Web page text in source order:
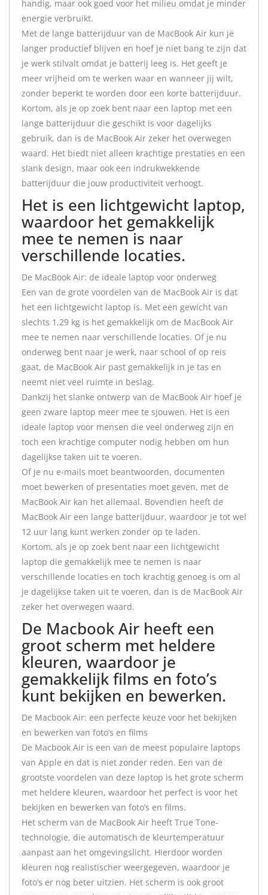
handig, maar ook goed voor het milieu omdat je minder
energie verbruikt.
Met de lange batterijduur van de MacBook Air kun je
langer productief blijven en hoef je niet bang te zijn dat
je werk stilvalt omdat je batterij leeg is. Het geeft je
meer vrijheid om te werken waar en wanneer jij wilt,
zonder beperkt te worden door een korte batterijduur.
Kortom, als je op zoek bent naar een laptop met een
lange batterijduur die geschikt is voor dagelijks
gebruik, dan is de MacBook Air zeker het overwegen
waard. Het biedt niet alleen krachtige prestaties en een
slank design, maar ook een indrukwekkende
batterijduur die jouw productiviteit verhoogt.
Het is een lichtgewicht laptop,
waardoor het gemakkelijk
mee te nemen is naar
verschillende locaties.
De MacBook Air: de ideale laptop voor onderweg
Een van de grote voordelen van de MacBook Air is dat
het een lichtgewicht laptop is. Met een gewicht van
slechts 1,29 kg is het gemakkelijk om de MacBook Air
mee te nemen naar verschillende locaties. Of je nu
onderweg bent naar je werk, naar school of op reis
gaat, de MacBook Air past gemakkelijk in je tas en
neemt niet veel ruimte in beslag.
Dankzij het slanke ontwerp van de MacBook Air hoef je
geen zware laptop meer mee te sjouwen. Het is een
ideale laptop voor mensen die veel onderweg zijn en
toch een krachtige computer nodig hebben om hun
dagelijkse taken uit te voeren.
Of je nu e-mails moet beantwoorden, documenten
moet bewerken of presentaties moet geven, met de
MacBook Air kan het allemaal. Bovendien heeft de
MacBook Air een lange batterijduur, waardoor je tot wel
12 uur lang kunt werken zonder op te laden.
Kortom, als je op zoek bent naar een lichtgewicht
laptop die gemakkelijk mee te nemen is naar
verschillende locaties en toch krachtig genoeg is om al
je dagelijkse taken uit te voeren, dan is de MacBook Air
zeker het overwegen waard.
De Macbook Air heeft een
groot scherm met heldere
kleuren, waardoor je
gemakkelijk films en foto’s
kunt bekijken en bewerken.
De Macbook Air: een perfecte keuze voor het bekijken
en bewerken van foto’s en films
De Macbook Air is een van de meest populaire laptops
van Apple en dat is niet zonder reden. Een van de
grootste voordelen van deze laptop is het grote scherm
met heldere kleuren, waardoor het perfect is voor het
bekijken en bewerken van foto’s en films.
Het scherm van de MacBook Air heeft True Tone-
technologie, die automatisch de kleurtemperatuur
aanpast aan het omgevingslicht. Hierdoor worden
kleuren nog realistischer weergegeven, waardoor je
foto’s er nog beter uitzien. Het scherm is ook groot